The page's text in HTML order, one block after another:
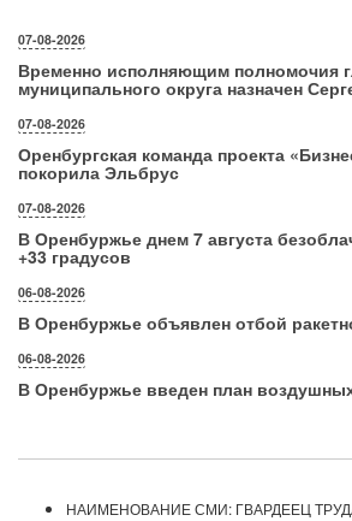
07-08-2026
Временно исполняющим полномочия
муниципального округа назначен
07-08-2026
Оренбургская команда проекта
покорила Эльбрус
07-08-2026
В Оренбуржье днем 7 августа
+33 градусов
06-08-2026
В Оренбуржье объявлен отбой
06-08-2026
В Оренбуржье введен план
НАИМЕНОВАНИЕ СМИ: ГВАРДЕЕЦ